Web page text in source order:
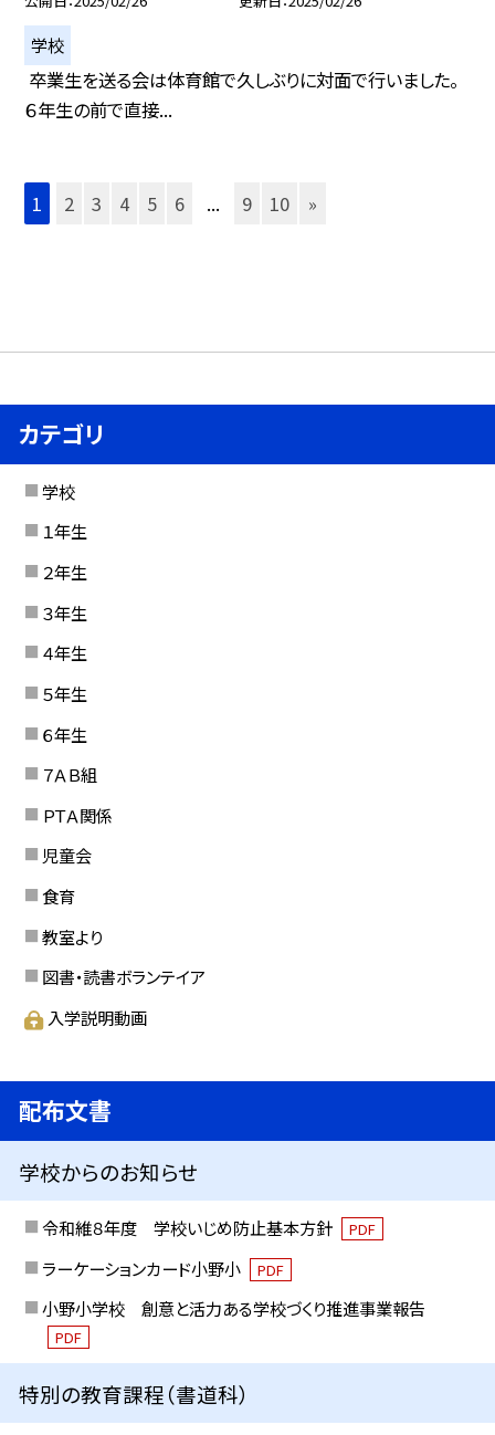
学校
卒業生を送る会は体育館で久しぶりに対面で行いました。
６年生の前で直接...
1 2 3 4 5 6 ... 9 10 »
カテゴリ
学校
１年生
２年生
３年生
４年生
５年生
６年生
７ＡＢ組
ＰＴＡ関係
児童会
食育
教室より
図書・読書ボランテイア
入学説明動画
配布文書
学校からのお知らせ
令和維８年度 学校いじめ防止基本方針 PDF
ラーケーションカード小野小 PDF
小野小学校 創意と活力ある学校づくり推進事業報告
PDF
特別の教育課程（書道科）